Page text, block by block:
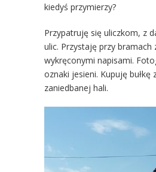
kiedyś przymierzy?
Przypatruję się uliczkom, z
ulic. Przystaję przy bramach
wykręconymi napisami.
oznaki jesieni. Kupuję bułkę
zaniedbanej hali.